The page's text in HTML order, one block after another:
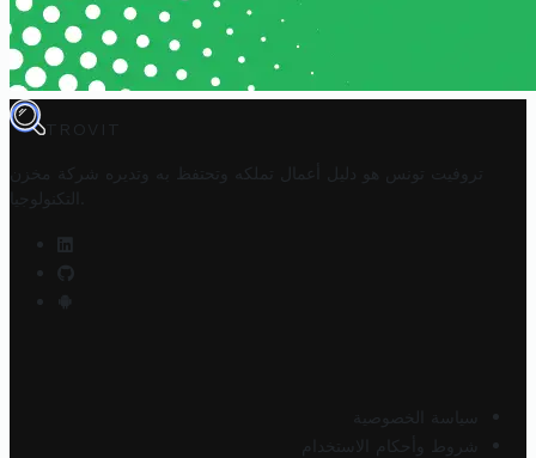
TROVIT
تروفيت تونس هو دليل أعمال تملكه وتحتفظ به وتديره
شركة مخزن
التكنولوجيا
سياسة الخصوصية
شروط وأحكام الاستخدام